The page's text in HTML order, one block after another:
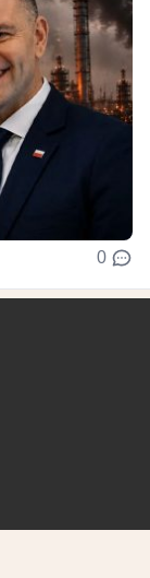
0